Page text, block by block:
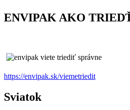
ENVIPAK AKO
https://envipak.sk/viemetriedit
Sviatok